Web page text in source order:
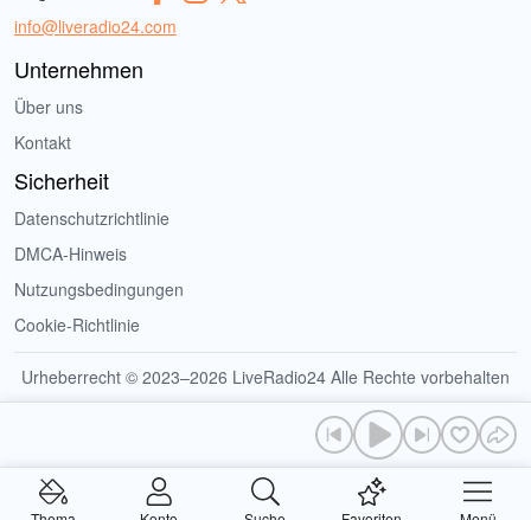
info@liveradio24.com
Unternehmen
Über uns
Kontakt
Sicherheit
Datenschutzrichtlinie
DMCA-Hinweis
Nutzungsbedingungen
Cookie-Richtlinie
Urheberrecht © 2023–2026 LiveRadio24 Alle Rechte vorbehalten